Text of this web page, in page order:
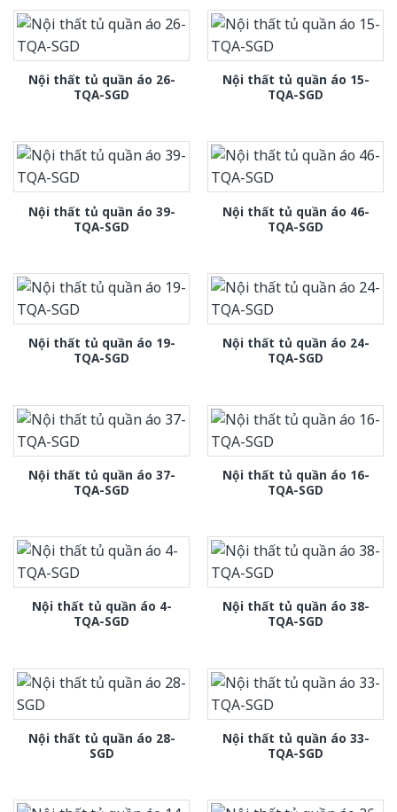
Nội thất tủ quần áo 26-
TQA-SGD
Nội thất tủ quần áo 15-
TQA-SGD
Nội thất tủ quần áo 39-
TQA-SGD
Nội thất tủ quần áo 46-
TQA-SGD
Nội thất tủ quần áo 19-
TQA-SGD
Nội thất tủ quần áo 24-
TQA-SGD
Nội thất tủ quần áo 37-
TQA-SGD
Nội thất tủ quần áo 16-
TQA-SGD
Nội thất tủ quần áo 4-
TQA-SGD
Nội thất tủ quần áo 38-
TQA-SGD
Nội thất tủ quần áo 28-
SGD
Nội thất tủ quần áo 33-
TQA-SGD